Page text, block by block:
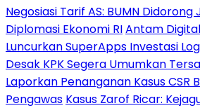
Negosiasi Tarif AS: BUMN
Diplomasi Ekonomi RIAntam
Luncurkan SuperApps Investasi
Desak KPK Segera Umumkan
Laporkan Penanganan Kasus CSR
Pengawas Kasus Zarof Ricar: